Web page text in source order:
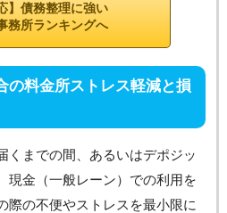
】債務整理に強い
務所ランキングへ
の料金所ストレス軽減と損
くまでの間、あるいはデポジッ
現金（一般レーン）での利用を
際の不便やストレスを最小限に